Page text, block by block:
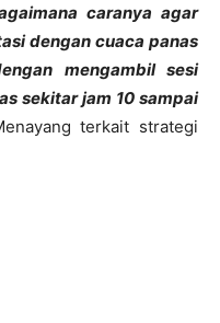
caranya agar
dengan cuaca panas
mengambil sesi
sekitar jam 10 sampai
terkait strategi